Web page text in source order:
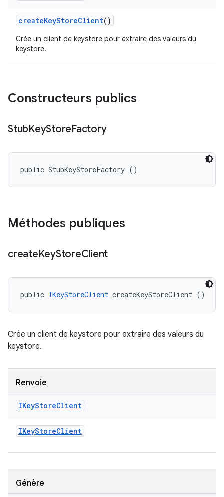
createKeyStoreClient()
Crée un client de keystore pour extraire des valeurs du
keystore.
Constructeurs publics
StubKeyStoreFactory
public StubKeyStoreFactory ()
Méthodes publiques
createKeyStoreClient
public IKeyStoreClient createKeyStoreClient ()
Crée un client de keystore pour extraire des valeurs du
keystore.
Renvoie
IKeyStoreClient
IKeyStoreClient
Génère